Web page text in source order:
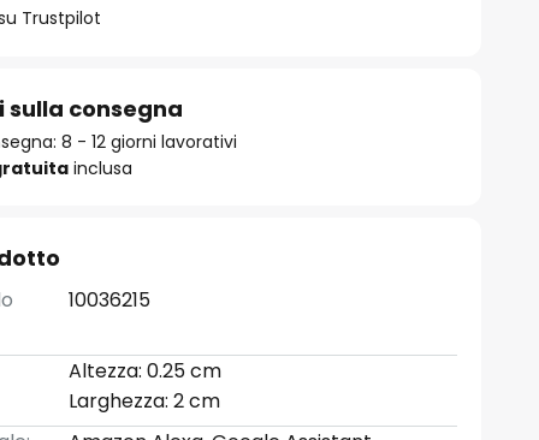
Trustpilot
consegna
8 - 12 giorni lavorativi
inclusa
10036215
Altezza: 0.25 cm
Larghezza: 2 cm